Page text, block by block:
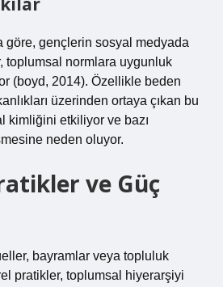
göre, gençlerin sosyal medyada
toplumsal normlara uygunluk
(boyd, 2014). Özellikle beden
üzerinden ortaya çıkan bu
kimliğini etkiliyor ve bazı
neden oluyor.
ve Güç
bayramlar veya topluluk
pratikler, toplumsal hiyerarşiyi